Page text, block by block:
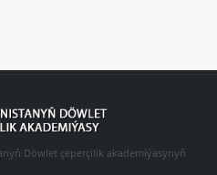
Döwlet çeperçilik akademiýasynyň